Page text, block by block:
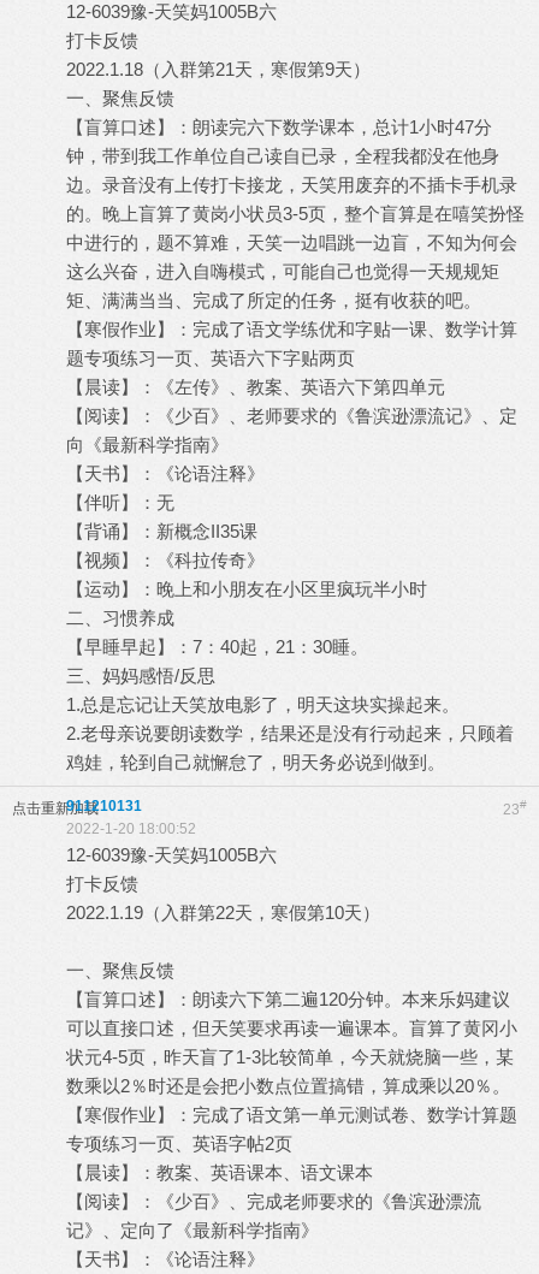
12-6039豫-天笑妈1005B六
打卡反馈
2022.1.18（入群第21天，寒假第9天）
一、聚焦反馈
【盲算口述】：朗读完六下数学课本，总计1小时47分
钟，带到我工作单位自己读自已录，全程我都没在他身
边。录音没有上传打卡接龙，天笑用废弃的不插卡手机录
的。晚上盲算了黄岗小状员3-5页，整个盲算是在嘻笑扮怪
中进行的，题不算难，天笑一边唱跳一边盲，不知为何会
这么兴奋，进入自嗨模式，可能自己也觉得一天规规矩
矩、满满当当、完成了所定的任务，挺有收获的吧。
【寒假作业】：完成了语文学练优和字贴一课、数学计算
题专项练习一页、英语六下字贴两页
【晨读】：《左传》、教案、英语六下第四单元
【阅读】：《少百》、老师要求的《鲁滨逊漂流记》、定
向《最新科学指南》
【天书】：《论语注释》
【伴听】：无
【背诵】：新概念II35课
【视频】：《科拉传奇》
【运动】：晚上和小朋友在小区里疯玩半小时
二、习惯养成
【早睡早起】：7：40起，21：30睡。
三、妈妈感悟/反思
1.总是忘记让天笑放电影了，明天这块实操起来。
2.老母亲说要朗读数学，结果还是没有行动起来，只顾着
鸡娃，轮到自己就懈怠了，明天务必说到做到。
点击重新加载 23#
911210131
2022-1-20 18:00:52
12-6039豫-天笑妈1005B六
打卡反馈
2022.1.19（入群第22天，寒假第10天）
一、聚焦反馈
【盲算口述】：朗读六下第二遍120分钟。本来乐妈建议
可以直接口述，但天笑要求再读一遍课本。盲算了黄冈小
状元4-5页，昨天盲了1-3比较简单，今天就烧脑一些，某
数乘以2％时还是会把小数点位置搞错，算成乘以20％。
【寒假作业】：完成了语文第一单元测试卷、数学计算题
专项练习一页、英语字帖2页
【晨读】：教案、英语课本、语文课本
【阅读】：《少百》、完成老师要求的《鲁滨逊漂流
记》、定向了《最新科学指南》
【天书】：《论语注释》